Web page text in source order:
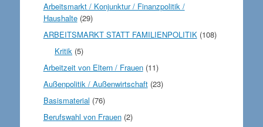
Arbeitsmarkt / Konjunktur / Finanzpolitik /
Haushalte(29)
ARBEITSMARKT STATT FAMILIENPOLITIK(108)
Kritik (5)
Arbeitzeit von Eltern / Frauen(11)
Außenpolitik / Außenwirtschaft(23)
Basismaterial (76)
Berufswahl von Frauen(2)